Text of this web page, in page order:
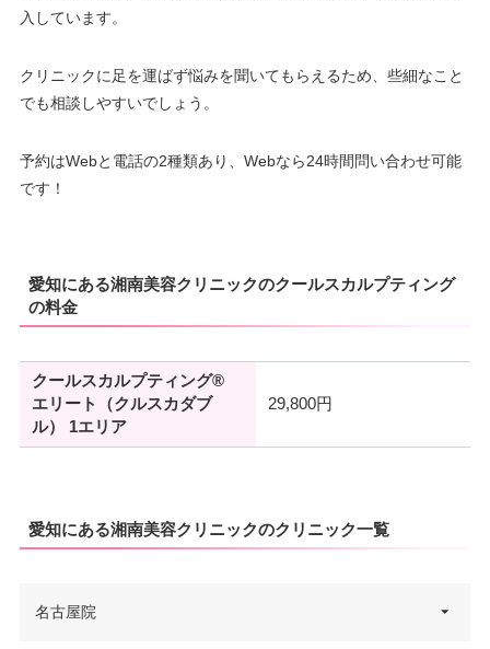
入しています。
クリニックに足を運ばず悩みを聞いてもらえるため、些細なこと
でも相談しやすいでしょう。
予約はWebと電話の2種類あり、Webなら24時間問い合わせ可能
です！
愛知にある湘南美容クリニックのクールスカルプティング
の料金
クールスカルプティング®
エリート（クルスカダブ
ル） 1エリア
29,800円
愛知にある湘南美容クリニックのクリニック一覧
名古屋院